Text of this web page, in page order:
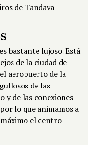
de Tandava
bastante lujoso. Está
de la ciudad de
aeropuerto de la
de las
y de las conexiones
lo que animamos a
el centro